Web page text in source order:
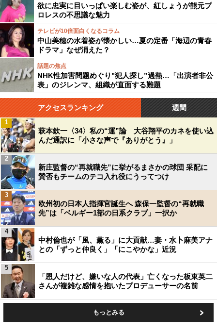
欲に忠実に目いっぱい楽しむ姿が、紅しょうが熊元プ
ロレスの不思議な魅力
テレビが10倍面白くなるコラム
中山美穂の水着姿が懐かしい…夏の定番「海辺の青春
ドラマ」なぜ消えた？
話題の焦点
NHK性加害問題めぐり"犯人探し”過熱…「出演者非公
表」のジレンマ、組織が直面する難題
アクセスランキング 週間
萩本欽一〈34〉私の“運”論 大谷翔平のカネを使い込
んだ通訳に「小さな声で『ありがとう』」
1
新庄監督の“再就職先”に挙がるまさかの球団 采配に
賛否もチームのテコ入れ役にうってつけ
2
欧州初の日本人指揮官誕生へ 森保一監督の“再就職
先”は「ベルギー1部の日系クラブ」一択か
3
中村倫也が「風、薫る」に大貢献…妻・水卜麻美アナ
との「ずっと仲良く」「にこやかな」近況
4
「恩人だけど、嫌いな人の代表」亡くなった板東英二
さんが複雑な感情を抱いたプロデューサーの名前
5
もっとみる